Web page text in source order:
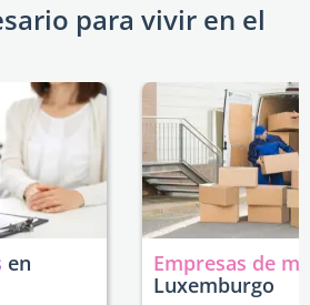
para vivir en el
en
Empresas de
Luxemburgo